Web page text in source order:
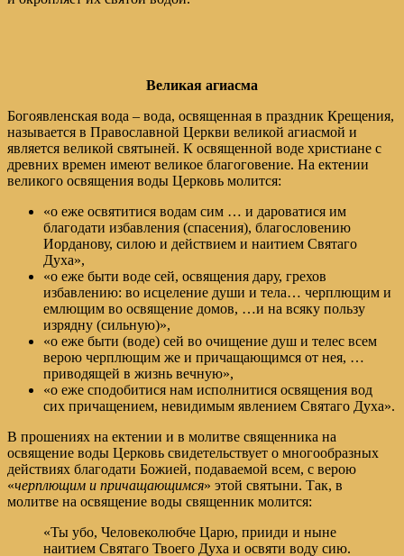
Великая агиасма
Богоявленская вода – вода, освященная в праздник Крещения,
называется в Православной Церкви великой агиасмой и
является великой святыней. К освященной воде христиане с
древних времен имеют великое благоговение. На ектении
великого освящения воды Церковь молится:
«о еже освятитися водам сим … и дароватися им
благодати избавления (спасения), благословению
Иорданову, силою и действием и наитием Святаго
Духа»,
«о еже быти воде сей, освящения дару, грехов
избавлению: во исцеление души и тела… черплющим и
емлющим во освящение домов, …и на всяку пользу
изрядну (сильную)»,
«о еже быти (воде) сей во очищение душ и телес всем
верою черплющим же и причащающимся от нея, …
приводящей в жизнь вечную»,
«о еже сподобитися нам исполнитися освящения вод
сих причащением, невидимым явлением Святаго Духа».
В прошениях на ектении и в молитве священника на
освящение воды Церковь свидетельствует о многообразных
действиях благодати Божией, подаваемой всем, с верою
«черплющим и причащающимся» этой святыни. Так, в
молитве на освящение воды священник молится:
«Ты убо, Человеколюбче Царю, прииди и ныне
наитием Святаго Твоего Духа и освяти воду сию.